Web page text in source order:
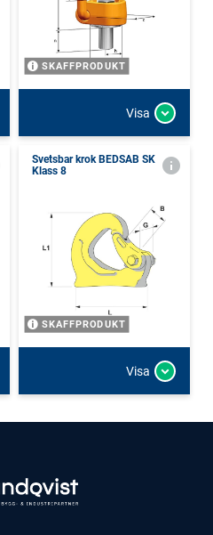
SKAFFPRODUKT
Visa
Svetsbar krok BEDSAB SK
Klass 8
SKAFFPRODUKT
Visa